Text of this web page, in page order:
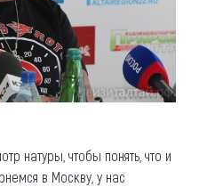
натуры, чтобы понять, что и
в Москву, у нас